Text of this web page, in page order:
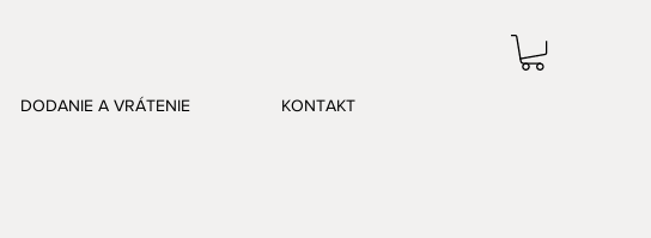
DODANIE A VRÁTENIE KONTAKT